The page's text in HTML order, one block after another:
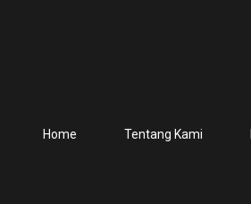
Home Tentang Kami